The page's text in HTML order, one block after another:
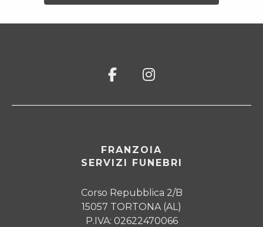
FRANZOIA
SERVIZI FUNEBRI
Corso Repubblica 2/B
15057 TORTONA (AL)
P.IVA: 02622470066